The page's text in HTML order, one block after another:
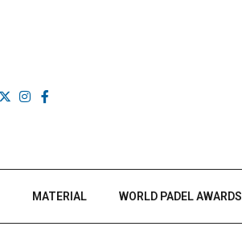
MATERIAL WORLD PADEL AWARDS